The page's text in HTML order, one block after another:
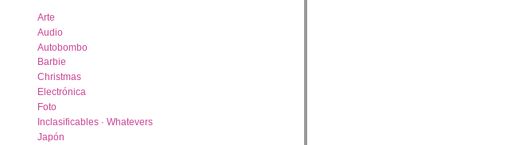
Arte
Audio
Autobombo
Barbie
Christmas
Electrónica
Foto
Inclasificables · Whatevers
Japón